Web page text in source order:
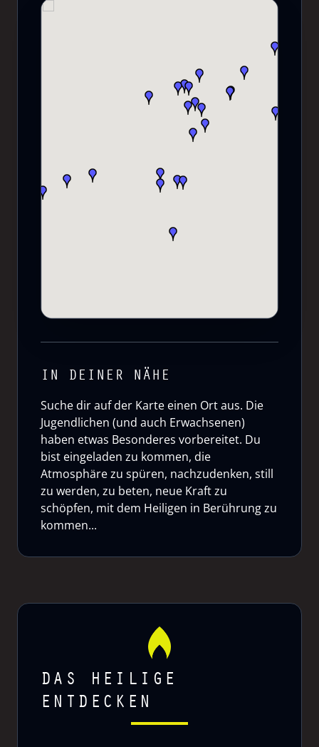
IN DEINER NÄHE
Suche dir auf der Karte einen Ort aus. Die
Jugendlichen (und auch Erwachsenen)
haben etwas Besonderes vorbereitet. Du
bist eingeladen zu kommen, die
Atmosphäre zu spüren, nachzudenken, still
zu werden, zu beten, neue Kraft zu
schöpfen, mit dem Heiligen in Berührung zu
kommen...
DAS HEILIGE
ENTDECKEN